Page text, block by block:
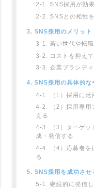
2-1. SNS採用が効
2-2. SNSとの相性
3. SNS採用のメリット
3-1. 若い世代や転
3-2. コストを抑え
3-3. 企業ブランデ
4. SNS採用の具体的な
4-1. （1）採用に活
4-2. （2）採用専用
える
4-3. （3）ターゲッ
成・発信する
4-4. （4）応募者を
る
5. SNS採用を成功させ
5-1. 継続的に発信